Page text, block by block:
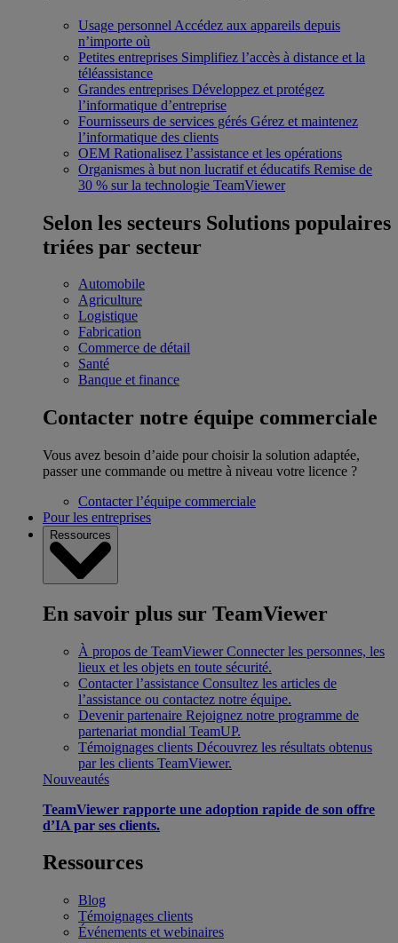
Usage personnel Accédez aux appareils depuis
n’importe où
Petites entreprises Simplifiez l’accès à distance et la
téléassistance
Grandes entreprises Développez et protégez
l’informatique d’entreprise
Fournisseurs de services gérés Gérez et maintenez
l’informatique des clients
OEM Rationalisez l’assistance et les opérations
Organismes à but non lucratif et éducatifs Remise de
30 % sur la technologie TeamViewer
Selon les secteurs Solutions populaires
triées par secteur
Automobile
Agriculture
Logistique
Fabrication
Commerce de détail
Santé
Banque et finance
Contacter notre équipe commerciale
Vous avez besoin d’aide pour choisir la solution adaptée,
passer une commande ou mettre à niveau votre licence ?
Contacter l’équipe commerciale
Pour les entreprises
Ressources
En savoir plus sur TeamViewer
À propos de TeamViewer Connecter les personnes, les
lieux et les objets en toute sécurité.
Contacter l’assistance Consultez les articles de
l’assistance ou contactez notre équipe.
Devenir partenaire Rejoignez notre programme de
partenariat mondial TeamUP.
Témoignages clients Découvrez les résultats obtenus
par les clients TeamViewer.
Nouveautés
TeamViewer rapporte une adoption rapide de son offre
d’IA par ses clients.
Ressources
Blog
Témoignages clients
Événements et webinaires